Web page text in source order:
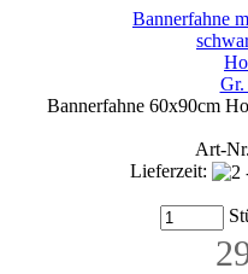
Bannerfahne
Gr.
Bannerfahne 60x90cm
Art-
Lieferzeit: